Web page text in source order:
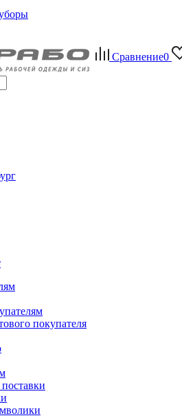
Сравнение0
покупателя